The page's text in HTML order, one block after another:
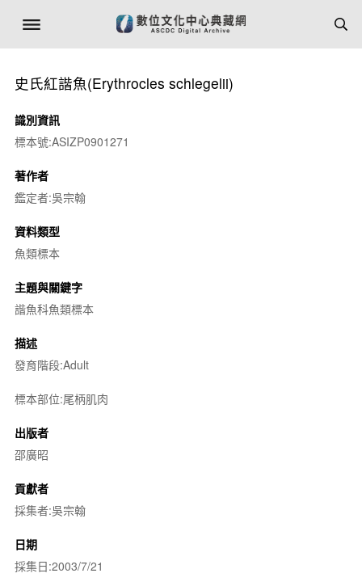
史氏紅諧魚(Erythrocles schlegelii)
識別資訊
標本號:ASIZP0901271
著作者
鑑定者:吳宗翰
資料類型
魚類標本
主題與關鍵字
諧魚科魚類標本
描述
發育階段:Adult
標本部位:尾柄肌肉
出版者
邵廣昭
貢獻者
採集者:吳宗翰
日期
採集日:2003/7/21